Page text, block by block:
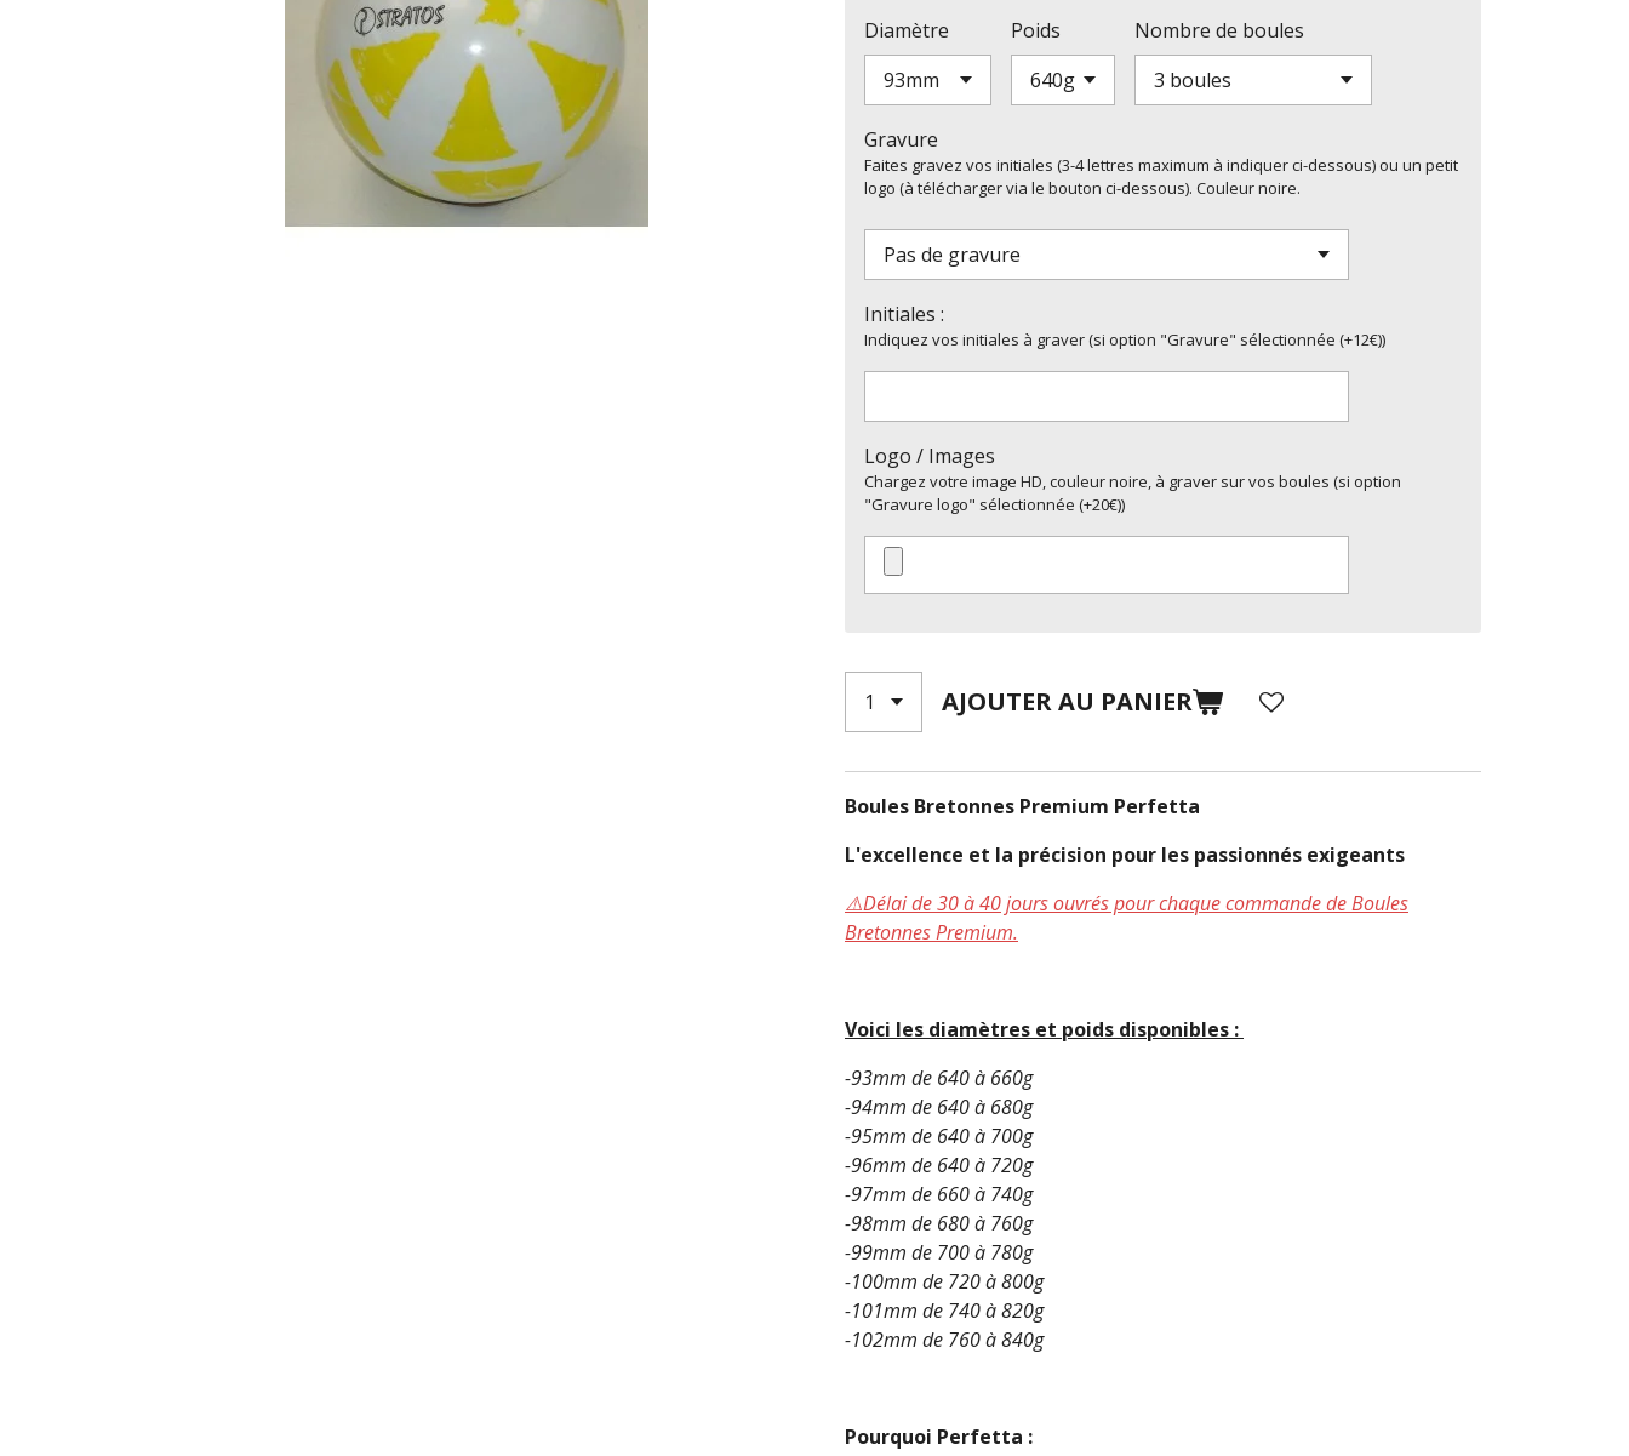
Diamètre Poids Nombre de boules
Gravure
Faites gravez vos initiales (3-4 lettres maximum à indiquer ci-dessous) ou un petit
logo (à télécharger via le bouton ci-dessous). Couleur noire.
Initiales :
Indiquez vos initiales à graver (si option "Gravure" sélectionnée (+12€))
Logo / Images
Chargez votre image HD, couleur noire, à graver sur vos boules (si option
"Gravure logo" sélectionnée (+20€))
AJOUTER AU PANIER
Boules Bretonnes Premium Perfetta
L'excellence et la précision pour les passionnés exigeants
⚠️Délai de 30 à 40 jours ouvrés pour chaque commande de Boules
Bretonnes Premium.
Voici les diamètres et poids disponibles :
-93mm de 640 à 660g
-94mm de 640 à 680g
-95mm de 640 à 700g
-96mm de 640 à 720g
-97mm de 660 à 740g
-98mm de 680 à 760g
-99mm de 700 à 780g
-100mm de 720 à 800g
-101mm de 740 à 820g
-102mm de 760 à 840g
Pourquoi Perfetta :